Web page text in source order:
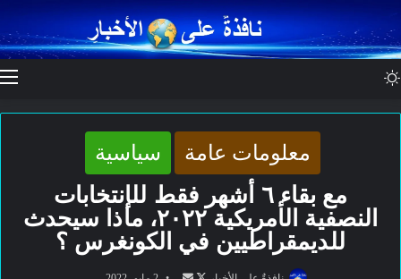
معلومات عامة سياسية
مع بقاء ٦ أشهر فقط للإنتخابات
النصفية الأمريكية ٢٠٢٢، ماذا سيحدث
للديمقراطيين في الكونغرس ؟